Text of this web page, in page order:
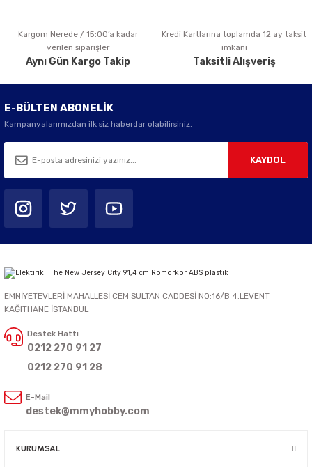
Gönder
Kargom Nerede / 15:00’a kadar
verilen siparişler
Aynı Gün Kargo Takip
Kredi Kartlarına toplamda 12 ay taksit
imkanı
Taksitli Alışveriş
E-BÜLTEN ABONELİK
Kampanyalarımızdan ilk siz haberdar olabilirsiniz.
KAYDOL
EMNİYETEVLERİ MAHALLESİ CEM SULTAN CADDESİ NO:16/B 4.LEVENT
KAĞITHANE İSTANBUL
Destek Hattı
0212 270 91 27
0212 270 91 28
E-Mail
destek@mmyhobby.com
KURUMSAL